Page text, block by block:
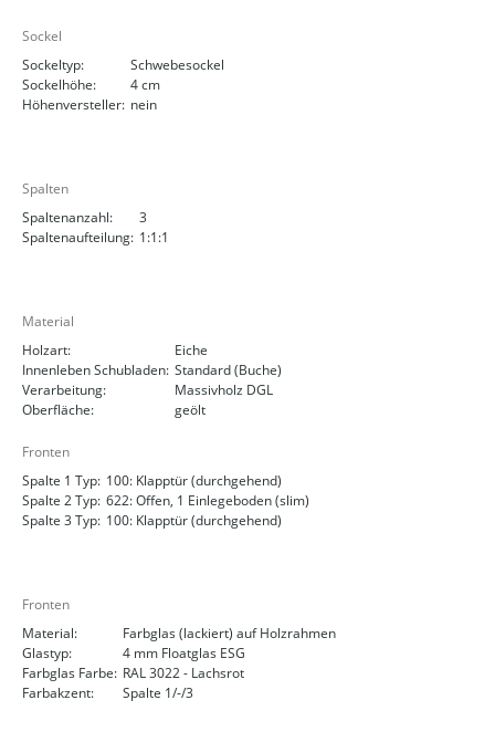
Sockel
Sockeltyp:
Schwebesockel
Sockelhöhe:
4 cm
Höhenversteller: nein
Spalten
Spaltenanzahl:
3
Spaltenaufteilung: 1:1:1
Material
Holzart:
Eiche
Innenleben Schubladen: Standard (Buche)
Verarbeitung:
Massivholz DGL
Oberfläche:
geölt
Fronten
Spalte 1 Typ: 100: Klapptür (durchgehend)
Spalte 2 Typ: 622: Offen, 1 Einlegeboden (slim)
Spalte 3 Typ: 100: Klapptür (durchgehend)
Fronten
Material:
Farbglas (lackiert) auf Holzrahmen
Glastyp:
4 mm Floatglas ESG
Farbglas Farbe: RAL 3022 - Lachsrot
Farbakzent:
Spalte 1/-/3